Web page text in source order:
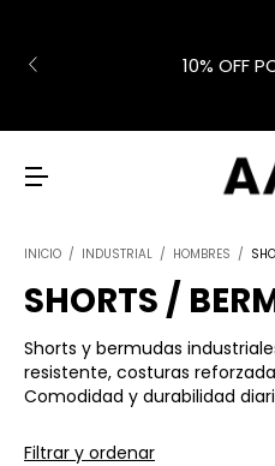
10% OFF POR
INICIO / INDUSTRIAL / HOMBRES /
SHORTS /
Shorts y bermudas
resistente, costuras
Comodidad y durabilidad
Filtrar y ordenar